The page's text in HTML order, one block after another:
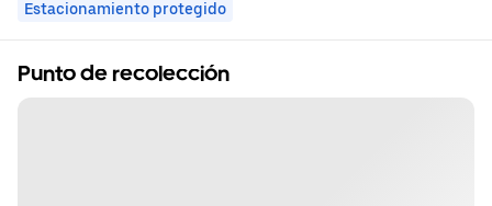
Estacionamiento protegido
Punto de recolección